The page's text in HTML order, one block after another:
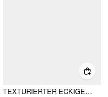
TEXTURIERTER ECKIGER AUSSCHNITT RÜSCHENBESATZ SCHLEIFE EINTEILER BADEANZUG